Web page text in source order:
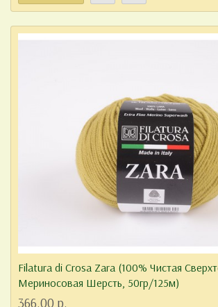
Filatura di Crosa Zara (100% Чистая
Мериносовая Шерсть, 50гр/125м)
366.00 р.